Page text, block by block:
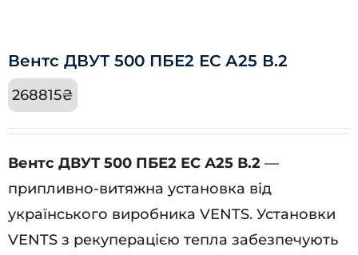
Вентс ДВУТ 500 ПБЕ2 ЕС А25 В.2
268815₴
Вентс ДВУТ 500 ПБЕ2 ЕС А25 В.2 —
припливно-витяжна установка від
українського виробника VENTS. Установки
VENTS з рекуперацією тепла забезпечують